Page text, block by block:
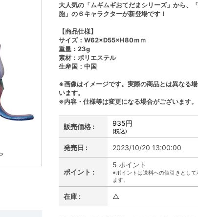
大人気の「ムギムギおてだまシリーズ」から、
胞」の６キャラクターが新登場です！
【商品仕様】
サイズ：W62×D55×H80ｍｍ
重量：23g
素材：ポリエステル
生産国：中国
※画像はイメージです。実際の商品とは異なる
います。
※内容・仕様等は変更になる場合がございます。
販売価格 : 935円
(税込)
発売日 : 2023/10/20 13:00:00
ポイント :
5 ポイント
※ポイントは送料への値引きとして
ます。
在庫 : △